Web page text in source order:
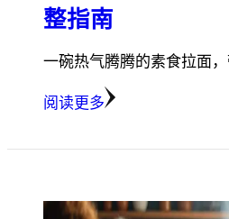
整指南
一碗热气腾腾的素食拉面
阅读更多